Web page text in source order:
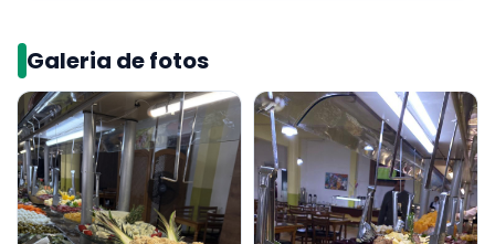
Galeria de fotos